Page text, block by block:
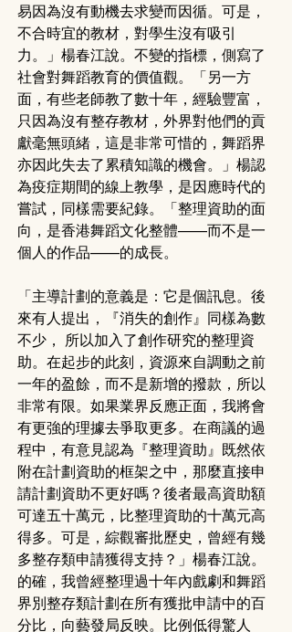
易因為沒有動機去求變而因循。可是，
不合時宜的教材，對學生沒有吸引
力。」楊春江說。不變的指標，側寫了
社會對舞蹈教育的價值觀。「另一方
面，有些老師教了數十年，經驗豐富，
只因為沒有整存教材，外界對他們的貢
獻毫無頭緒，這是非常可惜的，舞蹈界
亦因此失去了累積知識的機會。」楊認
為疫症期間的線上教學，是因應時代的
嘗試，同樣需要紀錄。「整理資助的面
向，是香港舞蹈文化整體——而不是一
個人的作品——的成長。
「主導計劃的意義是：它是個訊息。後
來有人提出，『消失的創作』同樣為數
不少， 所以加入了創作研究的整理資
助。在起步的此刻，資源來自調動之前
一年的盈餘，而不是新增的撥款，所以
非常有限。如果業界反應正面，我將會
有更強的理據去爭取更多。在商議的過
程中，有意見認為『整理資助』既然依
附在計劃資助的框架之中，那麼直接申
請計劃資助不更好嗎？後者最高資助額
可達五十萬元，比整理資助的十萬元高
得多。可是，綜觀審批歷史，曾經有幾
多整存類申請獲得支持？」楊春江說。
的確，我曾經整理過十年內戲劇和舞蹈
界別整存類計劃在所有獲批申請中的百
分比，向藝發局反映。比例低得驚人